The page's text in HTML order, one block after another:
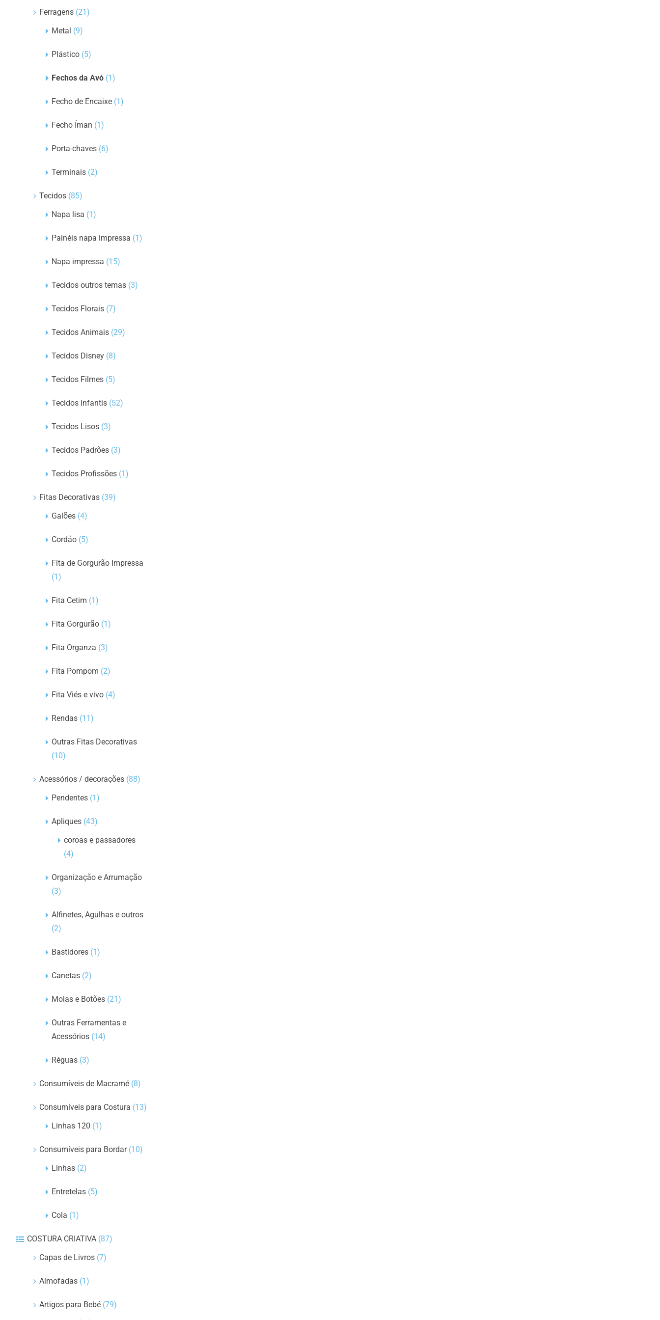
Ferragens (21)
Metal (9)
Plástico (5)
Fechos da Avó (1)
Fecho de Encaixe (1)
Fecho Íman (1)
Porta-chaves (6)
Terminais (2)
Tecidos (85)
Napa lisa (1)
Painéis napa impressa (1)
Napa impressa (15)
Tecidos outros temas (3)
Tecidos Florais (7)
Tecidos Animais (29)
Tecidos Disney (8)
Tecidos Filmes (5)
Tecidos Infantis (52)
Tecidos Lisos (3)
Tecidos Padrões (3)
Tecidos Profissões (1)
Fitas Decorativas (39)
Galões (4)
Cordão (5)
Fita de Gorgurão Impressa
(1)
Fita Cetim (1)
Fita Gorgurão (1)
Fita Organza (3)
Fita Pompom (2)
Fita Viés e vivo (4)
Rendas (11)
Outras Fitas Decorativas
(10)
Acessórios / decorações (88)
Pendentes (1)
Apliques (43)
coroas e passadores
(4)
Organização e Arrumação
(3)
Alfinetes, Agulhas e outros
(2)
Bastidores (1)
Canetas (2)
Molas e Botões (21)
Outras Ferramentas e
Acessórios (14)
Réguas (3)
Consumíveis de Macramé (8)
Consumíveis para Costura (13)
Linhas 120 (1)
Consumíveis para Bordar (10)
Linhas (2)
Entretelas (5)
Cola (1)
COSTURA CRIATIVA (87)
Capas de Livros (7)
Almofadas (1)
Artigos para Bebé (79)